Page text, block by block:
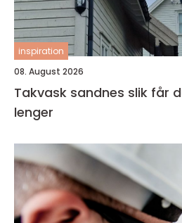
inspiration
08. August 2026
Takvask sandnes slik får du et tak som varer
lenger